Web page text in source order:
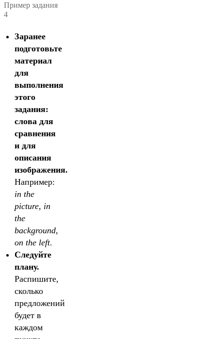
Пример задания
4
Заранее
подготовьте
материал
для
выполнения
этого
задания:
слова для
сравнения
и для
описания
изображения.
Например:
in the
picture, in
the
background,
оn the left.
Следуйте
плану.
Распишите,
сколько
предложений
будет в
каждом